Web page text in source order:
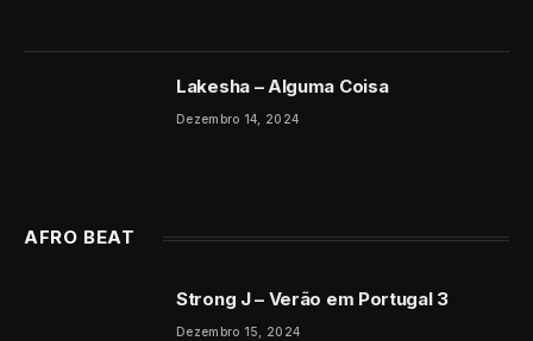
Lakesha – Alguma Coisa
Dezembro 14, 2024
AFRO BEAT
Strong J – Verão em Portugal 3
Dezembro 15, 2024